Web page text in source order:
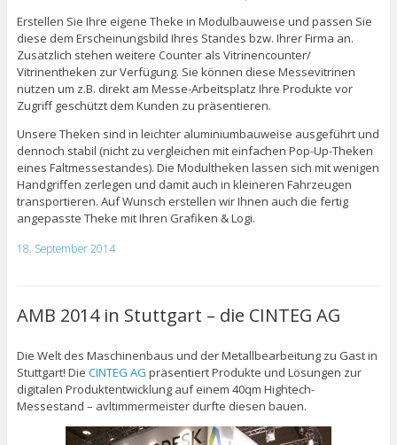
Erstellen Sie Ihre eigene Theke in Modulbauweise und passen Sie
diese dem Erscheinungsbild Ihres Standes bzw. Ihrer Firma an.
Zusätzlich stehen weitere Counter als Vitrinencounter/
Vitrinentheken zur Verfügung. Sie können diese Messevitrinen
nutzen um z.B. direkt am Messe-Arbeitsplatz Ihre Produkte vor
Zugriff geschützt dem Kunden zu präsentieren.
Unsere Theken sind in leichter aluminiumbauweise ausgeführt und
dennoch stabil (nicht zu vergleichen mit einfachen Pop-Up-Theken
eines Faltmessestandes). Die Modultheken lassen sich mit wenigen
Handgriffen zerlegen und damit auch in kleineren Fahrzeugen
transportieren. Auf Wunsch erstellen wir Ihnen auch die fertig
angepasste Theke mit Ihren Grafiken & Logi.
18. September 2014
AMB 2014 in Stuttgart – die CINTEG AG
Die Welt des Maschinenbaus und der Metallbearbeitung zu Gast in
Stuttgart! Die CINTEG AG präsentiert Produkte und Lösungen zur
digitalen Produktentwicklung auf einem 40qm Hightech-
Messestand – avltimmermeister durfte diesen bauen.